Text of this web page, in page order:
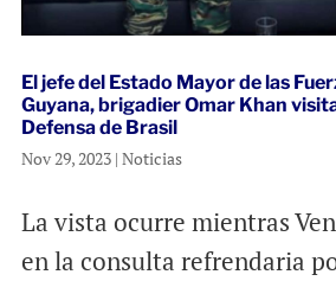
El jefe del Estado Mayor de las
Guyana, brigadier Omar Khan
Defensa de Brasil
Nov 29, 2023| Noticias
La vista ocurre mientras
en la consulta refrendaria